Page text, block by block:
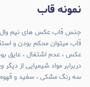
نمونه قاب
قاب میتوان محکم بودن و
عکس ، عدم اشتغال ، عایق
دربرابر مواد شیمیایی از
سه رنگ مشکی ، سفید و قهوه